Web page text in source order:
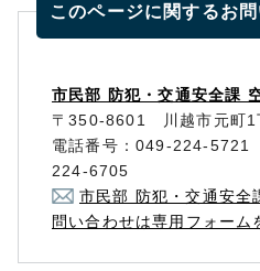
このページに関するお
市民部 防犯・交通安全課
〒350-8601 川越市元町1
電話番号：049-224-
224-6705
市民部 防犯・交通安全
問い合わせは専用フォーム